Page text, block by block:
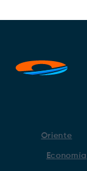
Oriente
Economía